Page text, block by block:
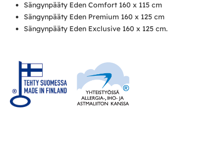
Sängynpääty Eden Comfort 160 x 115 cm
Sängynpääty Eden Premium 160 x 125 cm
Sängynpääty Eden Exclusive 160 x 125 cm.